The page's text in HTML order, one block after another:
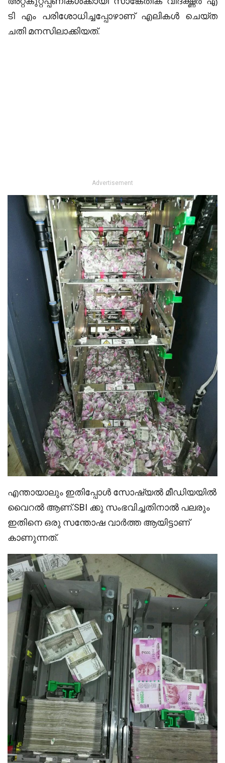
ടി എം പരിശോധിച്ചപ്പോഴാണ് എലികള്‍ ചെയ്ത
ചതി മനസിലാക്കിയത്.
Advertisement
എന്തായാലും ഇതിപ്പോൾ സോഷ്യൽ മീഡിയയിൽ
വൈറൽ ആണ്.SBI ക്കു സംഭവിച്ചതിനാൽ പലരും
ഇതിനെ ഒരു സന്തോഷ വാർത്ത ആയിട്ടാണ്
കാണുന്നത്.